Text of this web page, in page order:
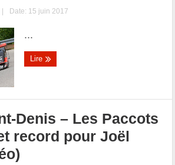
| Date: 15 juin 2017
...
Lire
Denis – Les Paccots
record pour Joël